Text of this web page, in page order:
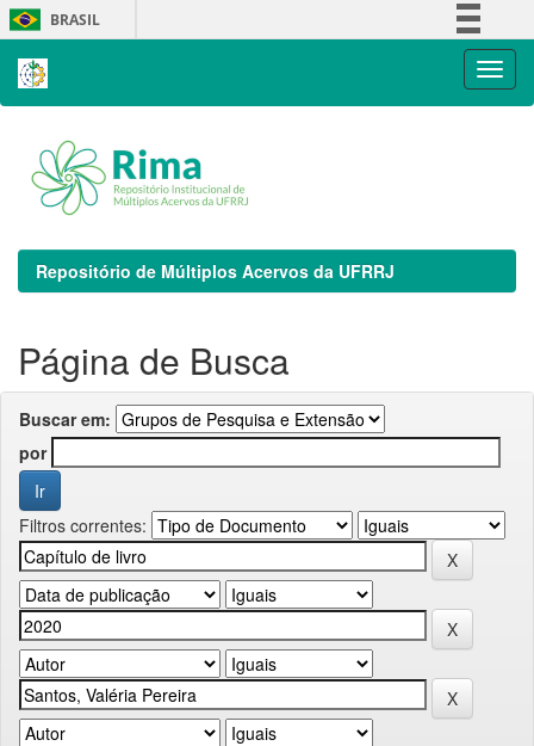
Skip
navigation
BRASIL
Repositório de Múltiplos Acervos da UFRRJ
Página de Busca
Buscar em:
por
Filtros correntes: